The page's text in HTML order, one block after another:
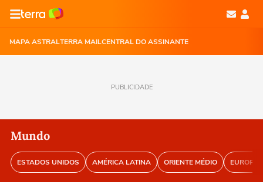
MAPA ASTRALTERRA MAILCENTRAL DO ASSINANTE
PUBLICIDADE
Mundo
ESTADOS UNIDOS AMÉRICA LATINA ORIENTE MÉDIO EUROPA